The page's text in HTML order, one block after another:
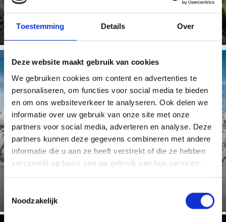
Toestemming Details Over
Deze website maakt gebruik van cookies
We gebruiken cookies om content en advertenties te
personaliseren, om functies voor social media te bieden
en om ons websiteverkeer te analyseren. Ook delen we
informatie over uw gebruik van onze site met onze
partners voor social media, adverteren en analyse. Deze
partners kunnen deze gegevens combineren met andere
informatie die u aan ze heeft verstrekt of die ze hebben
verzameld op basis van uw gebruik van hun services.
Noodzakelijk
FEEL THE MOUNTAINS
Meer weten